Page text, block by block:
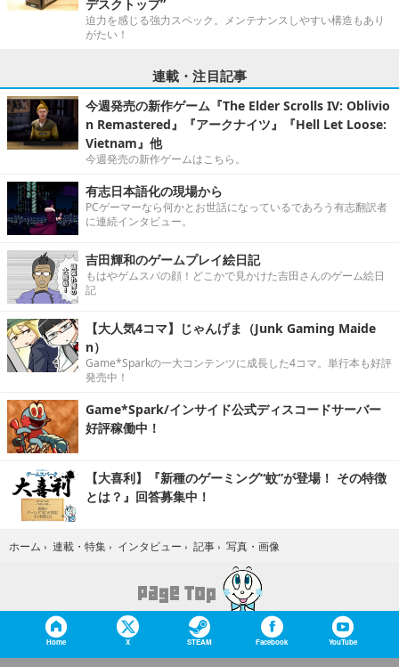
デスクトップ”
迫力を感じる強力スペック。メンテナンスしやすい構造もあり
がたい！
連載・注目記事
今週発売の新作ゲーム『The Elder Scrolls IV: Oblivio
n Remastered』『アークナイツ』『Hell Let Loose:
Vietnam』他
今週発売の新作ゲームはこちら。
有志日本語化の現場から
PCゲーマーなら何かとお世話になっているであろう有志翻訳者
に連続インタビュー。
吉田輝和のゲームプレイ絵日記
もはやゲムスパの顔！どこかで見かけた吉田さんのゲーム絵日
記
【大人気4コマ】じゃんげま（Junk Gaming Maide
n）
Game*Sparkの一大コンテンツに成長した4コマ。単行本も好評
発売中！
Game*Spark/インサイド公式ディスコードサーバー
好評稼働中！
【大喜利】『新種のゲーミング“蚊”が登場！ その特徴
とは？』回答募集中！
ホーム › 連載・特集 › インタビュー › 記事 › 写真・画像
Home X STEAM Facebook YouTube